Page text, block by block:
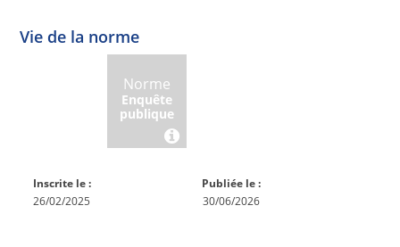
Vie de la norme
Inscrite le :
26/02/2025
Norme
Enquête
publique
Publiée le :
30/06/2026